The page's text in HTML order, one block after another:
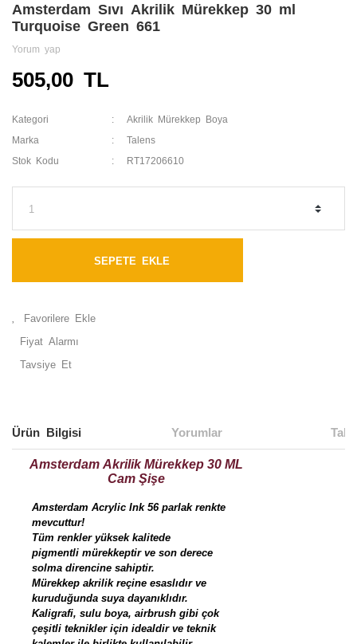
Amsterdam Sıvı Akrilik Mürekkep 30 ml
Turquoise Green 661
Yorum yap
505,00 TL
Kategori Akrilik Mürekkep Boya
Marka Talens
Stok Kodu RT17206610
SEPETE EKLE
Fiyat Alarmı
Tavsiye Et
Ürün Bilgisi Yorumlar
Amsterdam Akrilik Mürekkep 30 ML
Cam Şişe
Amsterdam Acrylic Ink 56 parlak renkte
mevcuttur!
Tüm renkler yüksek kalitede
pigmentli mürekkeptir ve son derece
solma direncine sahiptir.
Mürekkep akrilik reçine esaslıdır ve
kuruduğunda suya dayanıklıdır.
Kaligrafi, sulu boya, airbrush gibi çok
çeşitli teknikler için idealdir ve teknik